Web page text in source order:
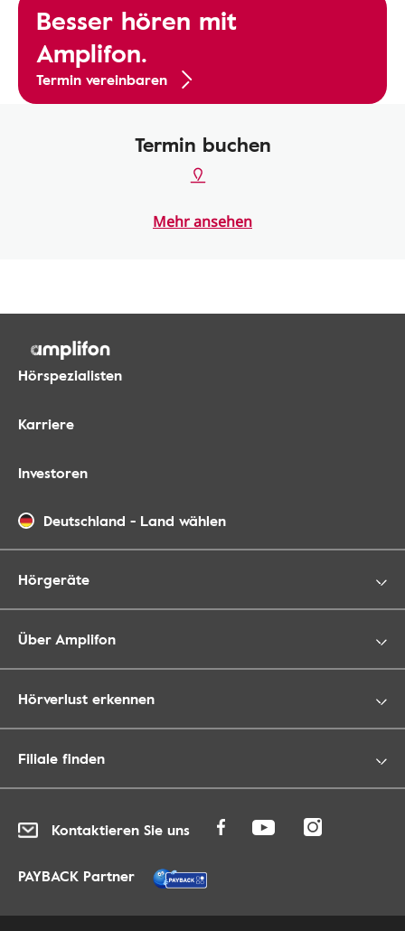
Besser hören mit
Amplifon.
Termin vereinbaren
Termin buchen
Mehr ansehen
Hörspezialisten
Karriere
Investoren
Deutschland - Land wählen
Hörgeräte
Über Amplifon
Hörverlust erkennen
Filiale finden
Kontaktieren Sie uns
PAYBACK Partner